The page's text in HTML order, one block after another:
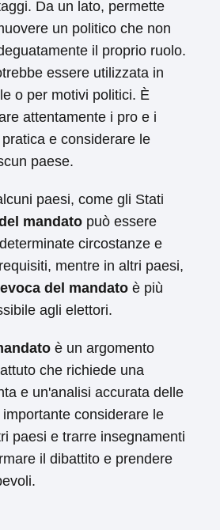
Da un lato, permette
un politico che non
il proprio ruolo.
essere utilizzata in
o per motivi politici. È
attentamente i pro e i
e considerare le
paese.
paesi, come gli Stati
mandato può essere
circostanze e
mentre in altri paesi,
del mandato è più
agli elettori.
è un argomento
che richiede una
e un'analisi accurata delle
considerare le
paesi e trarre insegnamenti
il dibattito e prendere